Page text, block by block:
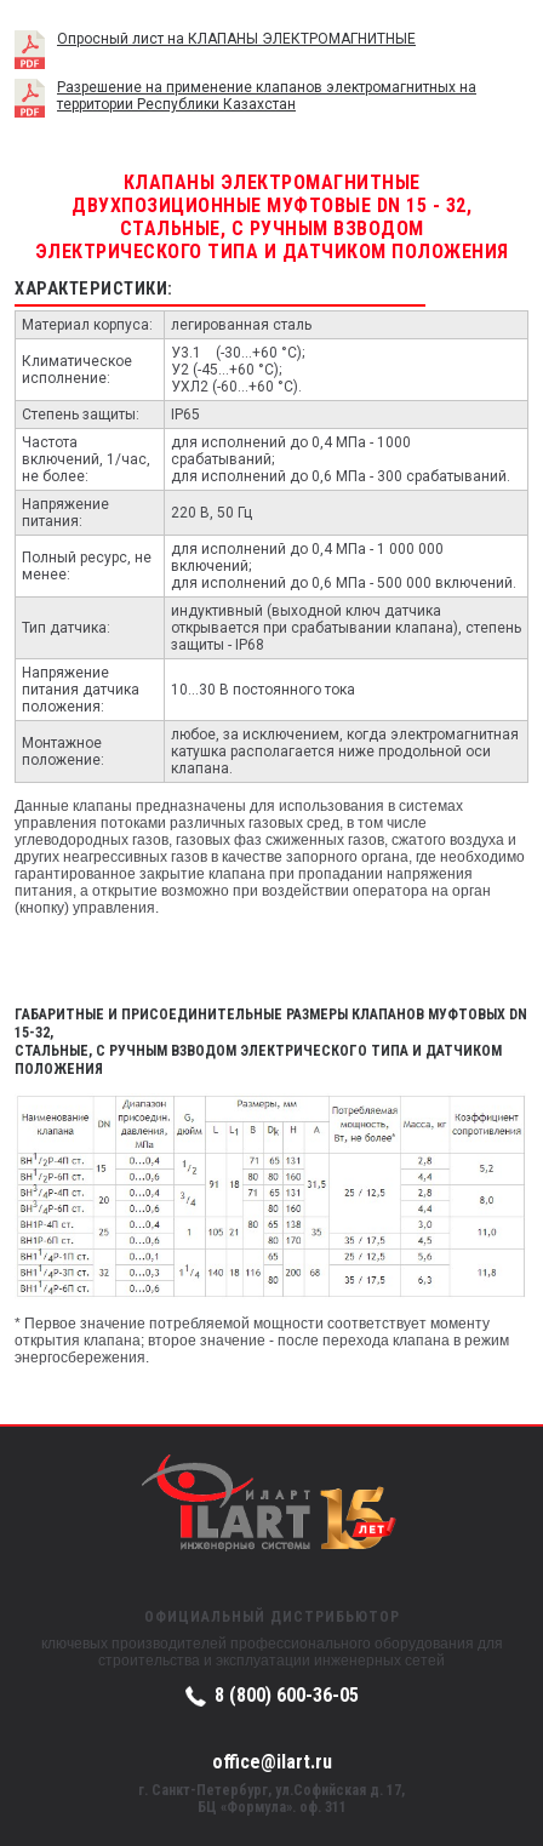
Опросный лист на КЛАПАНЫ ЭЛЕКТРОМАГНИТНЫЕ
Разрешение на применение клапанов электромагнитных на
территории Республики Казахстан
КЛАПАНЫ ЭЛЕКТРОМАГНИТНЫЕ
ДВУХПОЗИЦИОННЫЕ МУФТОВЫЕ DN 15 - 32,
СТАЛЬНЫЕ, С РУЧНЫМ ВЗВОДОМ
ЭЛЕКТРИЧЕСКОГО ТИПА И ДАТЧИКОМ ПОЛОЖЕНИЯ
ХАРАКТЕРИСТИКИ:
Материал корпуса: легированная сталь
Климатическое
исполнение:
У3.1 (-30...+60 °С);
У2 (-45...+60 °С);
УХЛ2 (-60...+60 °С).
Степень защиты:
IP65
Частота
включений, 1/час,
не более:
для исполнений до 0,4 МПа - 1000
срабатываний;
для исполнений до 0,6 МПа - 300 срабатываний.
Напряжение
питания:
220 В, 50 Гц
Полный ресурс, не
менее:
для исполнений до 0,4 МПа - 1 000 000
включений;
для исполнений до 0,6 МПа - 500 000 включений.
Тип датчика:
индуктивный (выходной ключ датчика
открывается при срабатывании клапана), степень
защиты - IP68
Напряжение
питания датчика
положения:
10...30 В постоянного тока
Монтажное
положение:
любое, за исключением, когда электромагнитная
катушка располагается ниже продольной оси
клапана.
Данные клапаны предназначены для использования в системах
управления потоками различных газовых сред, в том числе
углеводородных газов, газовых фаз сжиженных газов, сжатого воздуха и
других неагрессивных газов в качестве запорного органа, где необходимо
гарантированное закрытие клапана при пропадании напряжения
питания, а открытие возможно при воздействии оператора на орган
(кнопку) управления.
ГАБАРИТНЫЕ И ПРИСОЕДИНИТЕЛЬНЫЕ РАЗМЕРЫ КЛАПАНОВ МУФТОВЫХ DN
15-32,
СТАЛЬНЫЕ, С РУЧНЫМ ВЗВОДОМ ЭЛЕКТРИЧЕСКОГО ТИПА И ДАТЧИКОМ
ПОЛОЖЕНИЯ
* Первое значение потребляемой мощности соответствует моменту
открытия клапана; второе значение - после перехода клапана в режим
энергосбережения.
ОФИЦИАЛЬНЫЙ ДИСТРИБЬЮТОР
ключевых производителей профессионального оборудования для
строительства и эксплуатации инженерных сетей
8 (800) 600-36-05
office@ilart.ru
г. Санкт-Петербург, ул.Софийская д. 17,
БЦ «Формула». оф. 311